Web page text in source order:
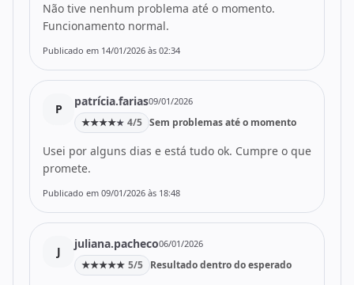
Não tive nenhum problema até o momento.
Funcionamento normal.
Publicado em 14/01/2026 às 02:34
P
patrícia.farias09/01/2026
★★★★★ 4/5 Sem problemas até o momento
Usei por alguns dias e está tudo ok. Cumpre o que
promete.
Publicado em 09/01/2026 às 18:48
J
juliana.pacheco06/01/2026
★★★★★ 5/5 Resultado dentro do esperado